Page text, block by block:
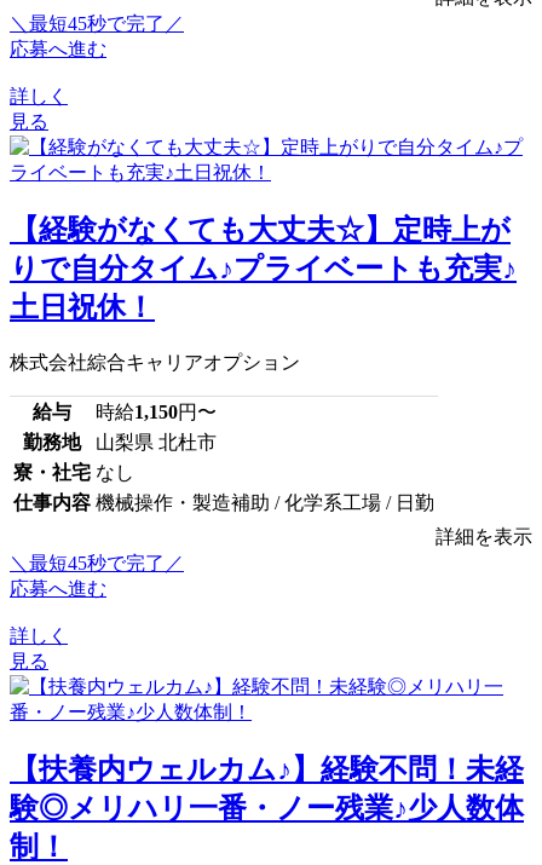
＼最短45秒で完了／
応募へ進む
詳しく
見る
【経験がなくても大丈夫☆】定時上が
りで自分タイム♪プライベートも充実♪
土日祝休！
株式会社綜合キャリアオプション
給与 時給1,150円〜
勤務地
山梨県 北杜市
寮・社宅 なし
仕事内容 機械操作・製造補助 / 化学系工場 / 日勤
詳細を表示
＼最短45秒で完了／
応募へ進む
詳しく
見る
【扶養内ウェルカム♪】経験不問！未経
験◎メリハリ一番・ノー残業♪少人数体
制！